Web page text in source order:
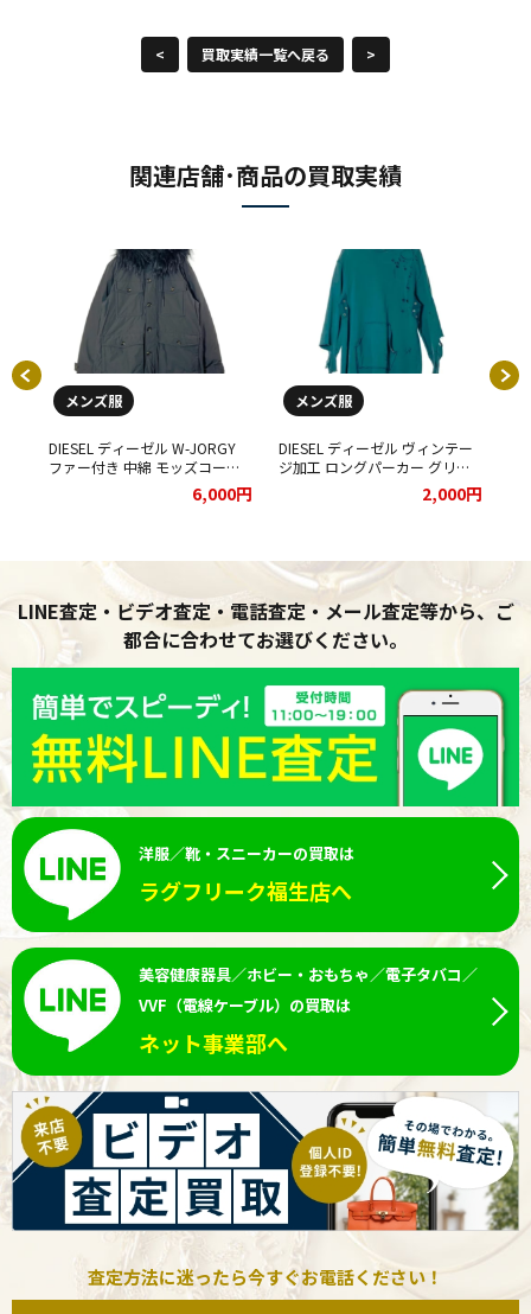
< 買取実績一覧へ戻る >
関連店舗･商品の買取実績
メンズ服
DIESEL ディーゼル W-JORGY
ファー付き 中綿 モッズコート
をお買取りさせていただきまし
6,000円
メンズ服
DIESEL ディーゼル ヴィンテー
ジ加工 ロングパーカー グリー
ン をお買取りさせていただきま
2,000円
LINE査定・ビデオ査定・電話査定・メール査定等から、ご
都合に合わせてお選びください。
洋服／靴・スニーカーの買取は
ラグフリーク福生店へ
美容健康器具／ホビー・おもちゃ／電子タバコ／
VVF（電線ケーブル）の買取は
ネット事業部へ
査定方法に迷ったら今すぐお電話ください！